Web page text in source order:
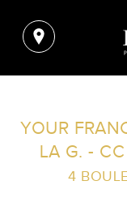
FILTER
YOUR
LA G. -
4